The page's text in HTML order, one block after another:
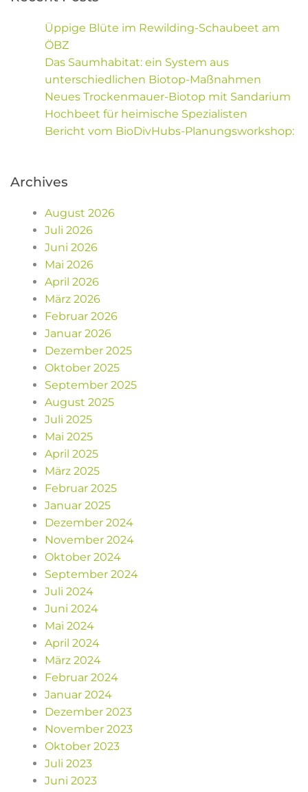
Üppige Blüte im Rewilding-Schaubeet am
ÖBZ
Das Saumhabitat: ein System aus
unterschiedlichen Biotop-Maßnahmen
Neues Trockenmauer-Biotop mit Sandarium
Hochbeet für heimische Spezialisten
Bericht vom BioDivHubs-Planungsworkshop:
Archives
August 2026
Juli 2026
Juni 2026
Mai 2026
April 2026
März 2026
Februar 2026
Januar 2026
Dezember 2025
Oktober 2025
September 2025
August 2025
Juli 2025
Mai 2025
April 2025
März 2025
Februar 2025
Januar 2025
Dezember 2024
November 2024
Oktober 2024
September 2024
Juli 2024
Juni 2024
Mai 2024
April 2024
März 2024
Februar 2024
Januar 2024
Dezember 2023
November 2023
Oktober 2023
Juli 2023
Juni 2023